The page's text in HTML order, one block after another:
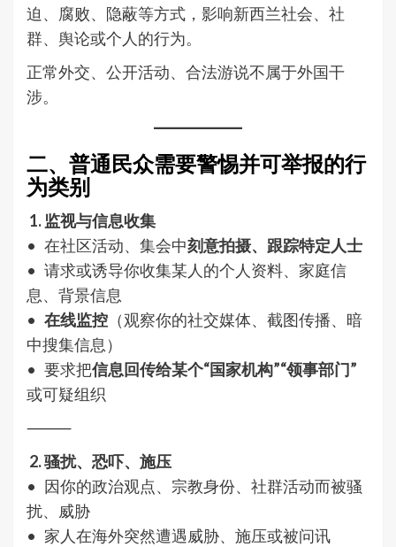
迫、腐败、隐蔽等方式，影响新西兰社会、社
群、舆论或个人的行为。
正常外交、公开活动、合法游说不属于外国干
涉。
二、普通民众需要警惕并可举报的行
为类别
1. 监视与信息收集
• 在社区活动、集会中刻意拍摄、跟踪特定人士
• 请求或诱导你收集某人的个人资料、家庭信
息、背景信息
• 在线监控 （观察你的社交媒体、截图传播、暗
中搜集信息）
• 要求把信息回传给某个“国家机构”“领事部门”
或可疑组织
⸻
2. 骚扰、恐吓、施压
• 因你的政治观点、宗教身份、社群活动而被骚
扰、威胁
• 家人在海外突然遭遇威胁、施压或被问讯